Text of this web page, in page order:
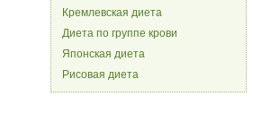
Кремлевская диета
Диета по группе крови
Японская диета
Рисовая диета